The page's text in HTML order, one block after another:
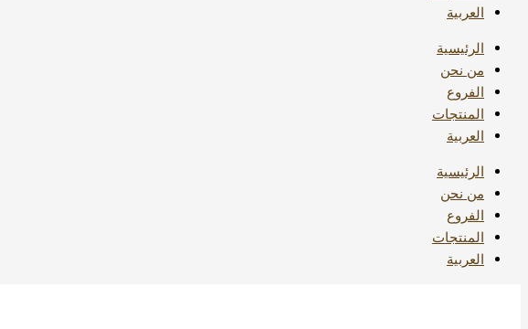
العربية
الرئيسية
من نحن
الفروع
المنتجات
العربية
الرئيسية
من نحن
الفروع
المنتجات
العربية